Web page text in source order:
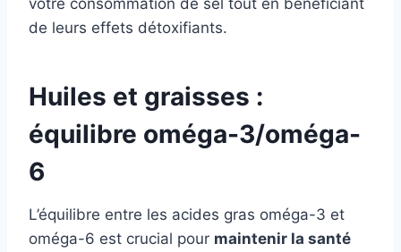
de leurs effets détoxifiants.
Huiles et graisses :
équilibre oméga-3/oméga-
6
L’équilibre entre les acides gras oméga-3 et
oméga-6 est crucial pour maintenir la santé